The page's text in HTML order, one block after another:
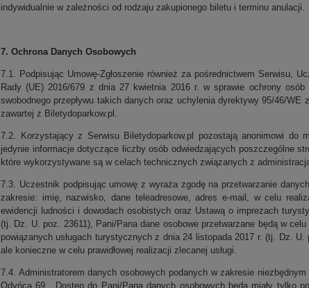
indywidualnie w zależności od rodzaju zakupionego biletu i terminu anulacji.
7. Ochrona Danych Osobowych
7.1. Podpisując Umowę-Zgłoszenie również za pośrednictwem Serwisu,
Rady (UE) 2016/679 z dnia 27 kwietnia 2016 r. w sprawie ochrony
swobodnego przepływu takich danych oraz uchylenia dyrektywy 95/46/
zawartej z Biletydoparkow.pl.
7.2. Korzystający z Serwisu Biletydoparkow.pl pozostają anonimowi do
jedynie informacje dotyczące liczby osób odwiedzających poszczególne
które wykorzystywane są w celach technicznych związanych z
7.3. Uczestnik podpisując umowę z wyraża zgodę na przetwarzanie
zakresie: imię, nazwisko, dane teleadresowe, adres e-mail, w celu
ewidencji ludności i dowodach osobistych oraz Ustawą o imprezach
(tj. Dz. U. poz. 23611), Pani/Pana dane osobowe przetwarzane będą w
powiązanych usługach turystycznych z dnia 24 listopada 2017 r. (tj. Dz.
ale konieczne w celu prawidłowej realizacji zlecanej usługi.
7.4. Administratorem danych osobowych podanych w zakresie
Odyńca 69. Dostęp do Pani/Pana danych osobowych będą miały tylko